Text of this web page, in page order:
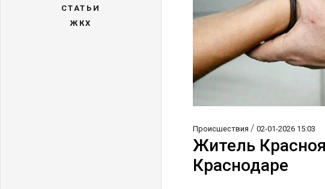
СТАТЬИ
ЖКХ
Происшествия/02-01-2026 15:03
Житель
Краснодаре